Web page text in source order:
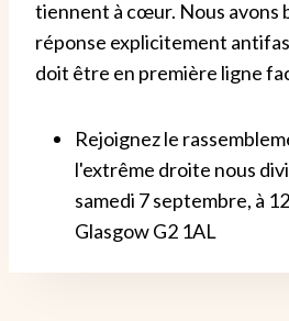
tiennent à cœur. Nous avons
réponse explicitement
doit être en première ligne
Rejoignez le
l'extrême droite nous
samedi 7 septembre, à
Glasgow G2 1AL